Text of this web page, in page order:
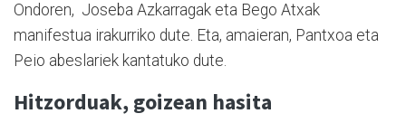
Ondoren, Joseba Azkarragak eta Bego Atxak
manifestua irakurriko dute. Eta, amaieran, Pantxoa eta
Peio abeslariek kantatuko dute.
Hitzorduak, goizean hasita